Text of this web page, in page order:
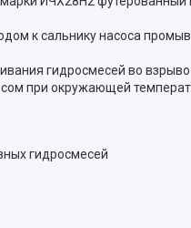
к сальнику насоса
гидросмесей во
при окружающей
гидросмесей